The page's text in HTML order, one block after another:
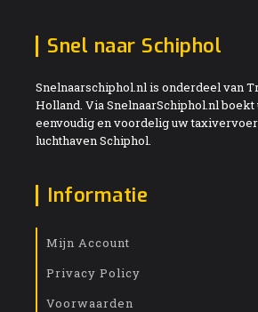
Snel naar Schiphol
Snelnaarschiphol.nl is onderdeel van
Holland. Via SnelnaarSchiphol.nl boekt
eenvoudig en voordelig uw
luchthaven Schiphol.
Informatie
Mijn Account
Privacy Policy
Voorwaarden